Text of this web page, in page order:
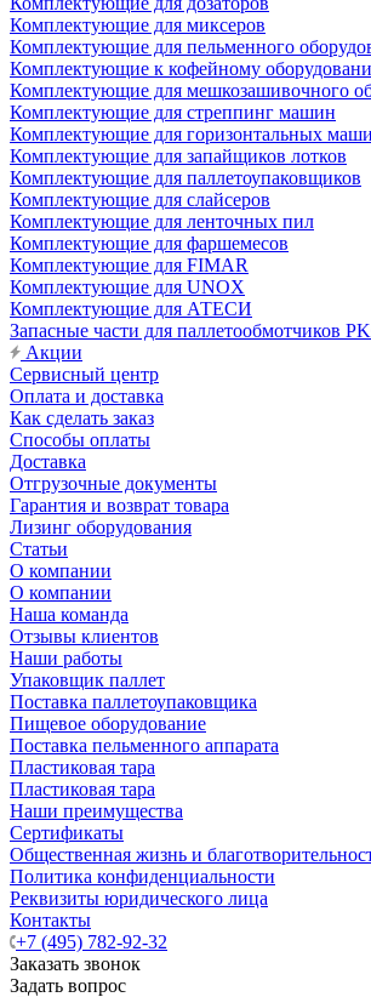
Комплектующие для миксеров
Комплектующие для пельменного
Комплектующие к кофейному
Комплектующие для мешкозашивочного
Комплектующие для стреппинг машин
Комплектующие для горизонтальных
Комплектующие для запайщиков лотков
Комплектующие для паллетоупаковщиков
Комплектующие для слайсеров
Комплектующие для ленточных пил
Комплектующие для фаршемесов
Комплектующие для FIMAR
Комплектующие для UNOX
Комплектующие для АТЕСИ
Запасные части для паллетообмотчиков
Акции
Сервисный центр
Оплата и доставка
Как сделать заказ
Способы оплаты
Доставка
Отгрузочные документы
Гарантия и возврат товара
Лизинг оборудования
Статьи
О компании
О компании
Наша команда
Отзывы клиентов
Наши работы
Упаковщик паллет
Поставка паллетоупаковщика
Пищевое оборудование
Поставка пельменного аппарата
Пластиковая тара
Пластиковая тара
Наши преимущества
Сертификаты
Общественная жизнь и
Политика конфиденциальности
Реквизиты юридического лица
Контакты
+7 (495) 782-92-32
Заказать звонок
Задать вопрос